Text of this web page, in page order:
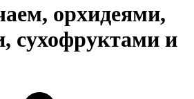
орхидеями,
сухофруктами и